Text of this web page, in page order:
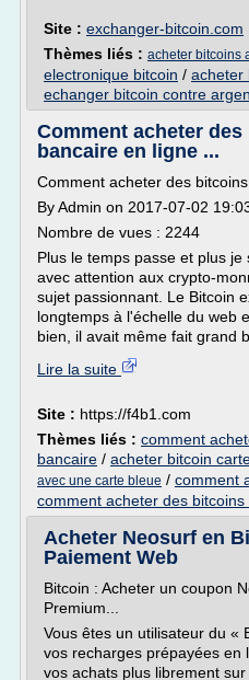
Site : exchanger-bitcoin.com
Thèmes liés : acheter bitcoins
electronique bitcoin / acheter
echanger bitcoin contre
Comment acheter
bancaire en ligne ...
Comment acheter des
By Admin on 2017-07-02
Nombre de vues : 2244
Plus le temps passe et plus
avec attention aux crypto-
sujet passionnant. Le Bitcoin
longtemps à l'échelle du web
bien, il avait même fait grand
Lire la suite
Site : https://f4b1.com
Thèmes liés : comment
bancaire / acheter bitcoin
avec une carte bleue / comment
comment acheter des bitcoins
Acheter Neosurf en
Paiement Web
Bitcoin : Acheter un coupon
Premium...
Vous êtes un utilisateur du «
vos recharges prépayées en
vos achats plus librement